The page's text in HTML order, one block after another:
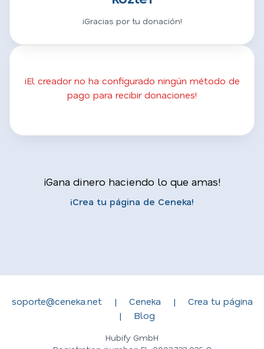
¡Gracias por tu donación!
¡El creador no ha configurado ningún método de
pago para recibir donaciones!
¡Gana dinero haciendo lo que amas!
¡Crea tu página de Ceneka!
soporte@ceneka.net | Ceneka |
Crea tu página
|
Blog
Hubify GmbH